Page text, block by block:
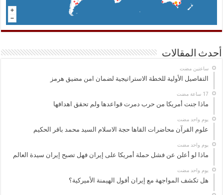
أحدث المقالات
‏ساعتين مضت
التفاصيل الأولية للخطة الاستراتيجية لضمان امن مضيق هرمز
ماذا جنت أمريكا من حرب دمرت قواعدها ولم تحقق اهدافها
‏يوم واحد مضت
علوم القرآن محاضرات القاها حجة الاسلام السيد محمد باقر الحكيم
‏يوم واحد مضت
ماذا لو أعلن عن فشل حملة أمريكا على إيران فهل تصبح إيران سيدة العالم
‏يوم واحد مضت
هل تكشف المواجهة مع إيران أفول الهيمنة الأميركية؟